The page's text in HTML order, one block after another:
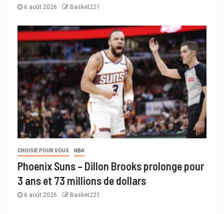
6 août 2026 Basket221
CHOISIE POUR VOUS NBA
Phoenix Suns – Dillon Brooks prolonge pour
3 ans et 73 millions de dollars
6 août 2026 Basket221